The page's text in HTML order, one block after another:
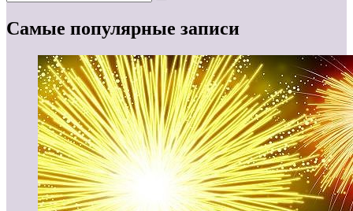
Самые популярные записи